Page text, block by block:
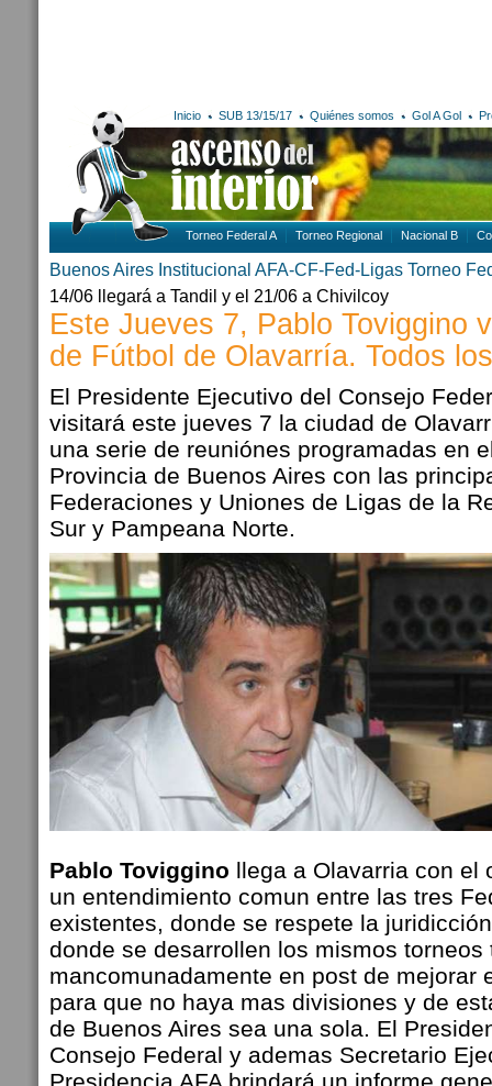
Inicio SUB 13/15/17 Quiénes somos Gol A Gol
Torneo Federal A Torneo Regional Nacional B
Buenos Aires Institucional AFA-CF-Fed-Ligas Torneo
14/06 llegará a Tandil y el 21/06 a Chivilcoy
Este Jueves 7, Pablo Toviggino
de Fútbol de Olavarría. Todos
El Presidente Ejecutivo del Consejo
visitará este jueves 7 la ciudad de
una serie de reuniónes programadas en
Provincia de Buenos Aires con las
Federaciones y Uniones de Ligas de la
Sur y Pampeana Norte.
Pablo Toviggino llega a Olavarria con el
un entendimiento comun entre las tres
existentes, donde se respete la
donde se desarrollen los mismos torneos
mancomunadamente en post de mejorar
para que no haya mas divisiones y de
de Buenos Aires sea una sola. El
Consejo Federal y ademas Secretario